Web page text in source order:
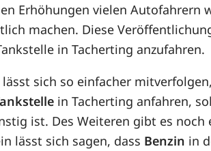
Erhöhungen vielen Autofahrern
machen. Diese
in Tacherting anzufahren.
sich so einfacher
in Tacherting anfahren,
ist. Des Weiteren gibt es
lässt sich sagen, dass Benzin in